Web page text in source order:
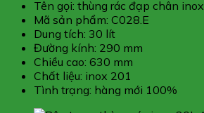
Tên gọi: thùng rác đạp chân inox
Mã sản phẩm: C028.E
Dung tích: 30 lít
Đường kính: 290 mm
Chiều cao: 630 mm
Chất liệu: inox 201
Tình trạng: hàng mới 100%